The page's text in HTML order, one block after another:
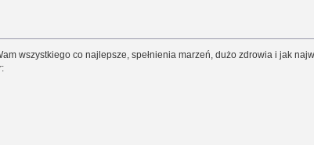
wszystkiego co najlepsze, spełnienia marzeń, dużo zdrowia i jak